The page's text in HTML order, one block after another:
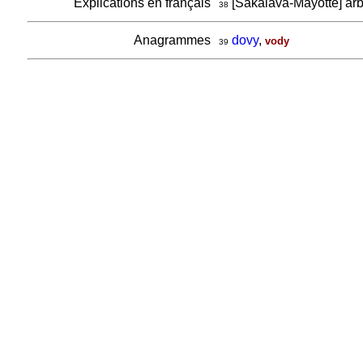
Explications en français
38 [Sakalava-Mayotte]
Anagrammes 39 dovy, vody